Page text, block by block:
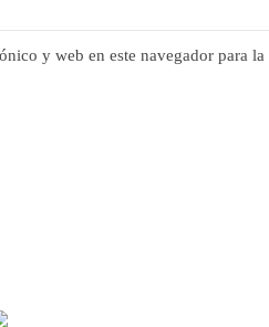
y web en este navegador para